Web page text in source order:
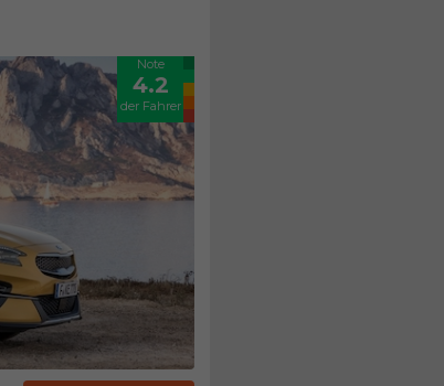
Note
4.2
der Fahrer